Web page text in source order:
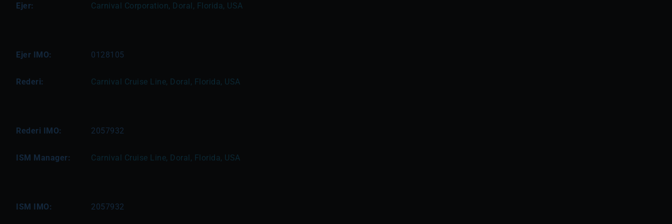
Ejer: Carnival Corporation, Doral, Florida, USA
Ejer IMO: 0128105
Rederi: Carnival Cruise Line, Doral, Florida, USA
Rederi IMO: 2057932
ISM Manager: Carnival Cruise Line, Doral, Florida, USA
ISM IMO: 2057932